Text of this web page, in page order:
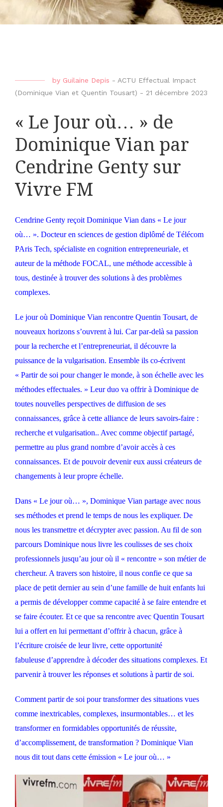
by Guilaine Depis - ACTU Effectual Impact
(Dominique Vian et Quentin Tousart) - 21 décembre 2023
« Le Jour où… » de
Dominique Vian par
Cendrine Genty sur
Vivre FM
Cendrine Genty reçoit Dominique Vian dans « Le jour
où… ». Docteur en sciences de gestion diplômé de Télécom
PAris Tech, spécialiste en cognition entrepreneuriale, et
auteur de la méthode FOCAL, une méthode accessible à
tous, destinée à trouver des solutions à des problèmes
complexes.
Le jour où Dominique Vian rencontre Quentin Tousart, de
nouveaux horizons s’ouvrent à lui. Car par-delà sa passion
pour la recherche et l’entrepreneuriat, il découvre la
puissance de la vulgarisation. Ensemble ils co-écrivent
« Partir de soi pour changer le monde, à son échelle avec les
méthodes effectuales. » Leur duo va offrir à Dominique de
toutes nouvelles perspectives de diffusion de ses
connaissances, grâce à cette alliance de leurs savoirs-faire :
recherche et vulgarisation.. Avec comme objectif partagé,
permettre au plus grand nombre d’avoir accès à ces
connaissances. Et de pouvoir devenir eux aussi créateurs de
changements à leur propre échelle.
Dans « Le jour où… », Dominique Vian partage avec nous
ses méthodes et prend le temps de nous les expliquer. De
nous les transmettre et décrypter avec passion. Au fil de son
parcours Dominique nous livre les coulisses de ses choix
professionnels jusqu’au jour où il « rencontre » son métier de
chercheur. A travers son histoire, il nous confie ce que sa
place de petit dernier au sein d’une famille de huit enfants lui
a permis de développer comme capacité à se faire entendre et
se faire écouter. Et ce que sa rencontre avec Quentin Tousart
lui a offert en lui permettant d’offrir à chacun, grâce à
l’écriture croisée de leur livre, cette opportunité
fabuleuse d’apprendre à décoder des situations complexes. Et
parvenir à trouver les réponses et solutions à partir de soi.
Comment partir de soi pour transformer des situations vues
comme inextricables, complexes, insurmontables… et les
transformer en formidables opportunités de réussite,
d’accomplissement, de transformation ? Dominique Vian
nous dit tout dans cette émission « Le jour où… »